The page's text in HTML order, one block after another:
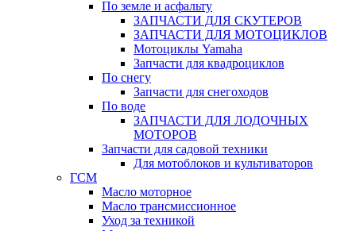
По земле и асфальту
ЗАПЧАСТИ ДЛЯ СКУТЕРОВ
ЗАПЧАСТИ ДЛЯ МОТОЦИКЛОВ
Мотоциклы Yamaha
Запчасти для квадроциклов
По снегу
Запчасти для снегоходов
По воде
ЗАПЧАСТИ ДЛЯ ЛОДОЧНЫХ
МОТОРОВ
Запчасти для садовой техники
Для мотоблоков и культиваторов
ГСМ
Масло моторное
Масло трансмиссионное
Уход за техникой